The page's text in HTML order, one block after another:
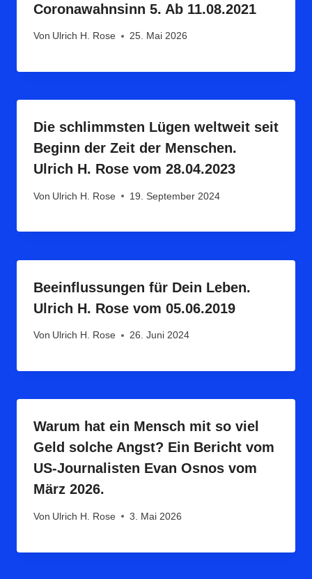
Coronawahnsinn 5. Ab 11.08.2021
Von Ulrich H. Rose 25. Mai 2026
Die schlimmsten Lügen weltweit seit
Beginn der Zeit der Menschen.
Ulrich H. Rose vom 28.04.2023
Von Ulrich H. Rose 19. September 2024
Beeinflussungen für Dein Leben.
Ulrich H. Rose vom 05.06.2019
Von Ulrich H. Rose 26. Juni 2024
Warum hat ein Mensch mit so viel
Geld solche Angst? Ein Bericht vom
US-Journalisten Evan Osnos vom
März 2026.
Von Ulrich H. Rose 3. Mai 2026